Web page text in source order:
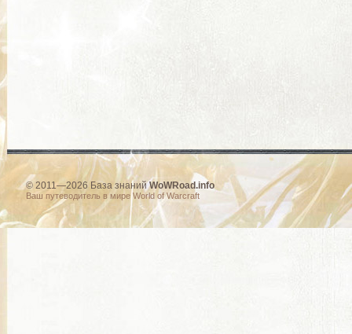
© 2011—2026 База знанийWoWRoad.info
Ваш путеводитель в мире World of Warcraft